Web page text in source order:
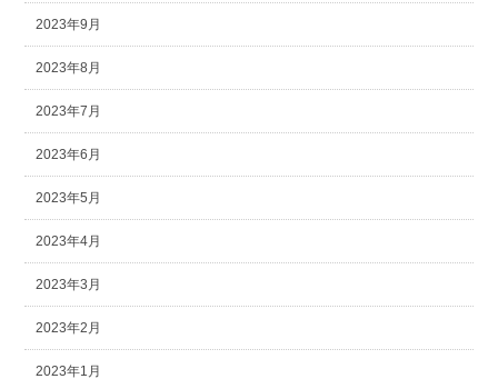
2023年9月
2023年8月
2023年7月
2023年6月
2023年5月
2023年4月
2023年3月
2023年2月
2023年1月